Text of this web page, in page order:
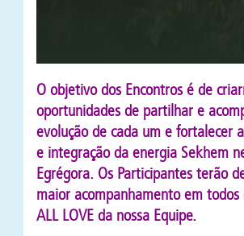
O objetivo dos Encontros é de
oportunidades de partilhar e
evolução de cada um e fortalecer
e integração da energia Sekhem
Egrégora. Os Participantes terão
maior acompanhamento em todos
ALL LOVE da nossa Equipe.